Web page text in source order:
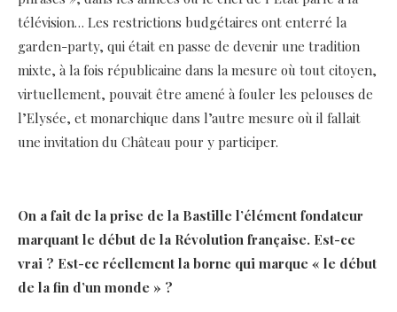
télévision… Les restrictions budgétaires ont enterré la
garden-party, qui était en passe de devenir une tradition
mixte, à la fois républicaine dans la mesure où tout citoyen,
virtuellement, pouvait être amené à fouler les pelouses de
l’Elysée, et monarchique dans l’autre mesure où il fallait
une invitation du Château pour y participer.
On a fait de la prise de la Bastille l’élément fondateur
marquant le début de la Révolution française. Est-ce
vrai ? Est-ce réellement la borne qui marque « le début
de la fin d’un monde » ?